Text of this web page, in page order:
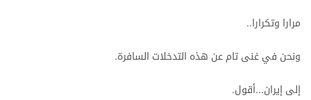
مرارا وتكرارا..
ونحن فيغنىتامعن هذه التدخلات السافرة.
إلى إيران...أقول.